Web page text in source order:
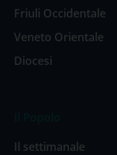
Friuli Occidentale
Veneto Orientale
Diocesi
Il settimanale